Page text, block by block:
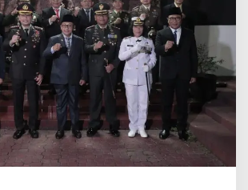
r
i
A
p
e
l
K
e
h
o
r